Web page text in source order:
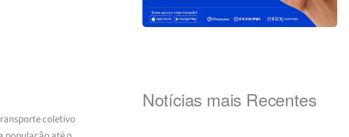
coletivo
Notícias mais Recentes